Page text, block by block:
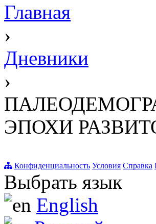
Главная
›
Дневники
›
ЭПОХИ
Конфиденциальность Условия Справка
Выбрать язык
English